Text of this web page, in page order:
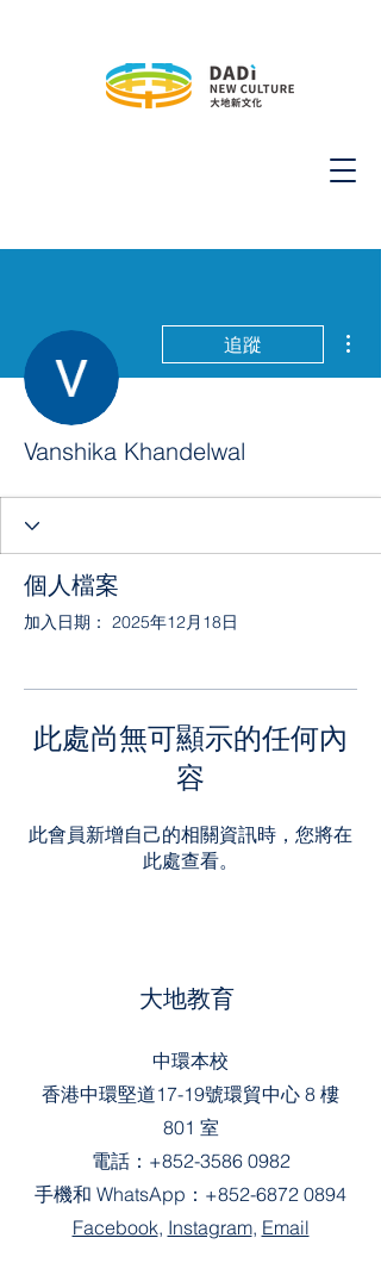
追蹤
Vanshika Khandelwal
個人檔案
加入日期： 2025年12月18日
此處尚無可顯示的任何內
容
此會員新增自己的相關資訊時，您將在
此處查看。
大地教育
中環本校
香港中環堅道17-19號環貿中心 8 樓
801 室
電話： +852-3586 0982
手機和 WhatsApp： +852-6872 0894
Facebook, Instagram, Email